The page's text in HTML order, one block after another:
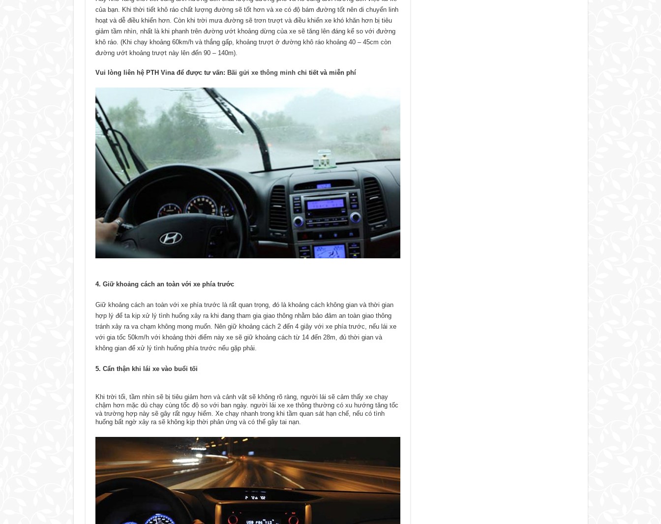
của bạn. Khi thời tiết khô ráo chất lượng đường sẽ tốt hơn và xe có độ bám đường tốt nên di chuyển linh
hoạt và dễ điều khiển hơn. Còn khi trời mưa đường sẽ trơn trượt và điều khiển xe khó khăn hơn bị tiêu
giảm tầm nhìn, nhất là khi phanh trên đường ướt khoảng dừng của xe sẽ tăng lên đáng kể so với đường
khô ráo. (Khi chạy khoảng 60km/h và thắng gấp, khoảng trượt ở đường khô ráo khoảng 40 – 45cm còn
đường ướt khoảng trượt này lên đến 90 – 140m).
Vui lòng liên hệ PTH Vina để được tư vấn: Bãi gửi xe thông minhchi tiết và miễn phí
4. Giữ khoảng cách an toàn với xe phía trước
Giữ khoảng cách an toàn với xe phía trước là rất quan trọng, đó là khoảng cách không gian và thời gian
hợp lý để ta kịp xử lý tình huống xảy ra khi đang tham gia giao thông nhằm bảo đảm an toàn giao thông
tránh xảy ra va chạm không mong muốn. Nên giữ khoảng cách 2 đến 4 giây với xe phía trước, nếu lái xe
với gia tốc 50km/h với khoảng thời điểm này xe sẽ giữ khoảng cách từ 14 đến 28m, đủ thời gian và
không gian để xử lý tình huống phía trước nếu gặp phải.
5. Cẩn thận khi lái xe vào buổi tối
Khi trời tối, tầm nhìn sẽ bị tiêu giảm hơn và cảnh vật sẽ không rõ ràng, người lái sẽ cảm thấy xe chạy
chậm hơn mặc dù chạy cùng tốc độ so với ban ngày. người lái xe xe thông thường có xu hướng tăng tốc
và trường hợp này sẽ gây rất nguy hiểm. Xe chạy nhanh trong khi tầm quan sát hạn chế, nếu có tình
huống bất ngờ xảy ra sẽ không kịp thời phản ứng và có thể gây tai nạn.